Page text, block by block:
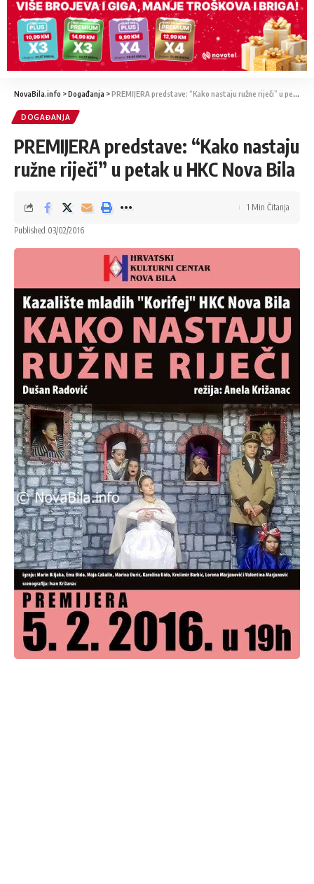
NovaBila.info >Događanja >PREMIJERA predstave: “Kako nastaju ružne riječi” u petak u HKC Nova Bila
DOGAĐANJA
PREMIJERA predstave: “Kako nastaju
ružne riječi” u petak u HKC Nova Bila
Published 03/02/2016
1 Min Čitanja